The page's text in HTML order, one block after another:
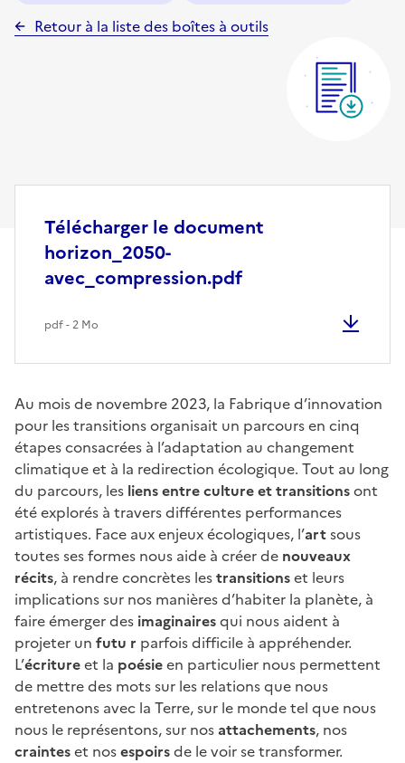
Retour à la liste des boîtes à outils
Télécharger le document
horizon_2050-
avec_compression.pdf
pdf - 2 Mo
Au mois de novembre 2023, la Fabrique d’innovation
pour les transitions organisait un parcours en cinq
étapes consacrées à l’adaptation au changement
climatique et à la redirection écologique. Tout au long
du parcours, les liens entre culture et transitionsont
été explorés à travers différentes performances
artistiques. Face aux enjeux écologiques, l’artsous
toutes ses formes nous aide à créer de nouveaux
récits, à rendre concrètes lestransitionset leurs
implications sur nos manières d’habiter la planète, à
faire émerger des imaginairesqui nous aident à
projeter un futu r parfois difficile à appréhender.
L’écritureet la poésieen particulier nous permettent
de mettre des mots sur les relations que nous
entretenons avec la Terre, sur le monde tel que nous
nous le représentons, sur nosattachements, nos
crainteset nosespoirsde le voir se transformer.